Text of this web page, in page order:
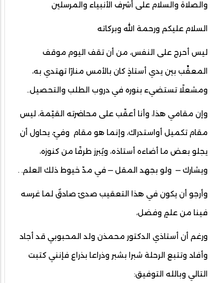
والصلاة والسلام على أشرف الأنبياء والمرسلين
السلام عليكم ورحمة الله وبركاته
ليس أحرج على النفس، من أن تقف اليوم موقف
المعقِّب بين يدي أستاذٍ كان بالأمس منارًا تهتدي به،
ومشعلًا تستضيء بنوره في دروب الطلب والتحصيل..
وإن مقامي هذا، وأنا أعقّب على محاضرته القيّمة، ليس
مقام تكميل أواستدراك، وإنما هو مقام وفيّ، يحاول أن
يجلو بعض ما أضاءه أستاذه، ويُبرز طرفًا من كنوزه،
ويشارك — ولو بجهد المقل — في مدّ خيوط ذلك العلم. .
وأرجو أن يكون في هذا التعقيب صدىً صادقٌ لما غرسه
فينا من علمٍ وفضل،
ورغم أن أستاذي الدكتور محمذن ولد المحبوبي قد أجاد
وأفاد وتتبع الرحلة شبرا بشبر وذراعا بذراع فإنني كتبت
التالي وبالله التوفيق: